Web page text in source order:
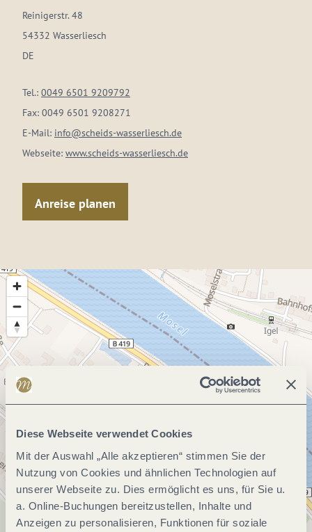
Diese Webseite verwendet Cookies
Mit der Auswahl „Alle akzeptieren“ stimmen Sie der
Nutzung von Cookies und ähnlichen Technologien auf
unserer Webseite zu. Dies ermöglicht es uns, für Sie u.
a. Online-Buchungen bereitzustellen, Inhalte und
Anzeigen zu personalisieren, Funktionen für soziale
Reinigerstr. 48
54332 Wasserliesch
DE
Tel.: 0049 6501 9209792
Fax: 0049 6501 9208271
E-Mail: info@scheids-wasserliesch.de
Webseite: www.scheids-wasserliesch.de
Anreise planen